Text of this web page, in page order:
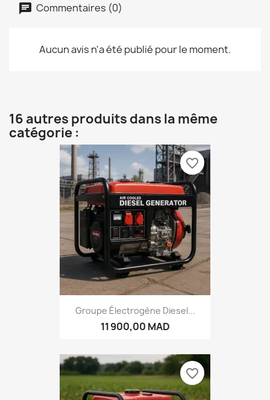
Commentaires (0)
Aucun avis n'a été publié pour le moment.
16 autres produits dans la même
catégorie :
Groupe Électrogène Diesel...
11 900,00 MAD
favorite_border
favorite_border